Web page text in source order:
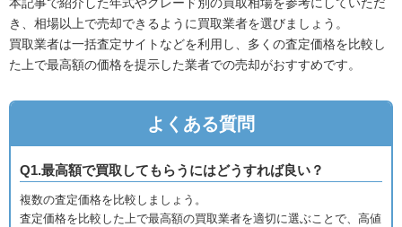
き、相場以上で売却できるように買取業者を選びましょう。
買取業者は一括査定サイトなどを利用し、多くの査定価格を比較し
た上で最高額の価格を提示した業者での売却がおすすめです。
よくある質問
Q1.最高額で買取してもらうにはどうすれば良い？
複数の査定価格を比較しましょう。
査定価格を比較した上で最高額の買取業者を適切に選ぶことで、高値